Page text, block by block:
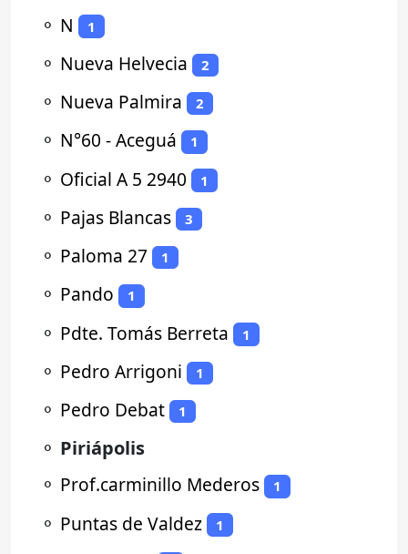
⚬ N 1
⚬ Nueva Helvecia 2
⚬ Nueva Palmira 2
⚬ N°60 - Aceguá 1
⚬ Oficial A 5 2940 1
⚬ Pajas Blancas 3
⚬ Paloma 27 1
⚬ Pando 1
⚬ Pdte. Tomás Berreta 1
⚬ Pedro Arrigoni 1
⚬ Pedro Debat 1
⚬ Piriápolis
⚬ Prof.carminillo Mederos 1
⚬ Puntas de Valdez 1